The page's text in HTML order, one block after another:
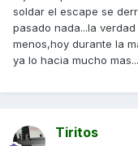
soldar el escape se
pasado nada...la
menos,hoy durante la
ya lo hacia mucho mas...
Tiritos